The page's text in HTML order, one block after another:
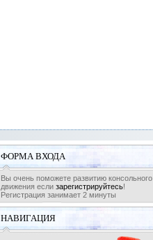
ФОРМА ВХОДА
Вы очень поможете развитию консольного
движения если зарегистрируйтесь!
Регистрация занимает 2 минуты
НАВИГАЦИЯ